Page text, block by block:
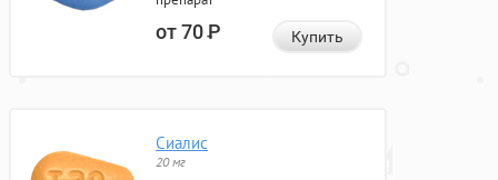
от 70Р Купить
Сиалис
20 мг